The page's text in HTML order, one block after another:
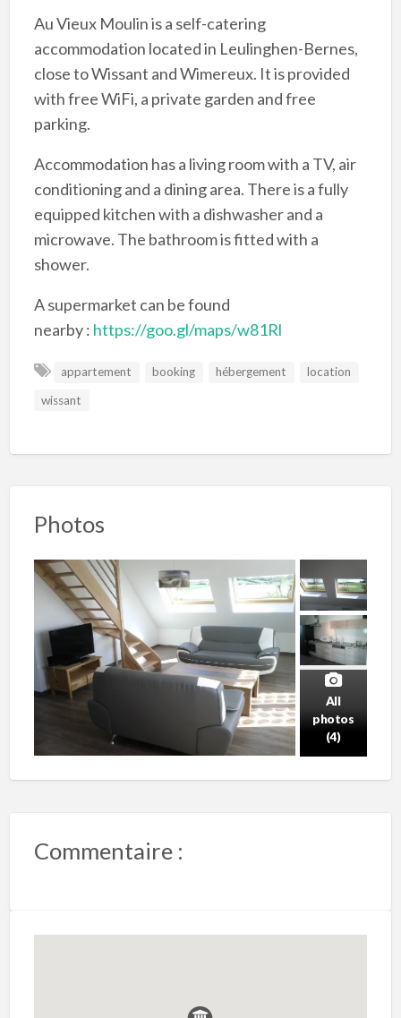
Au Vieux Moulin is a self-catering
accommodation located in Leulinghen-Bernes,
close to Wissant and Wimereux. It is provided
with free WiFi, a private garden and free
parking.
Accommodation has a living room with a TV, air
conditioning and a dining area. There is a fully
equipped kitchen with a dishwasher and a
microwave. The bathroom is fitted with a
shower.
A supermarket can be found
nearby : https://goo.gl/maps/w81Rl
appartement booking hébergement
location
wissant
Photos
All
photos
(4)
Commentaire :